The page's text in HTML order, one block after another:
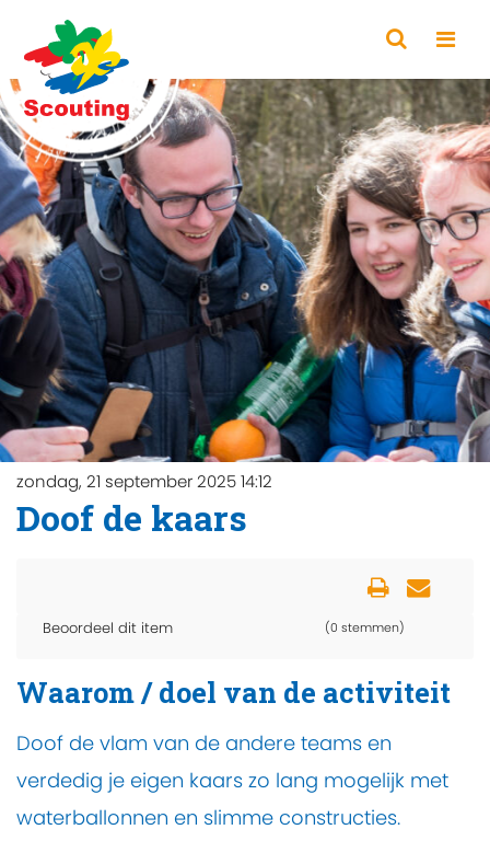
zondag, 21 september 2025 14:12
Doof de kaars
Beoordeel dit item (0 stemmen)
Waarom / doel van de activiteit
Doof de vlam van de andere teams en
verdedig je eigen kaars zo lang mogelijk met
waterballonnen en slimme constructies.